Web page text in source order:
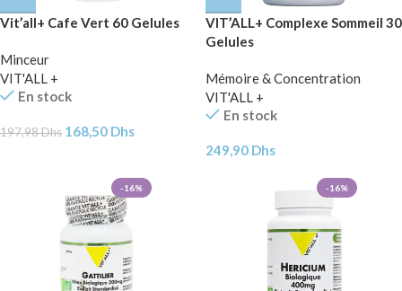
Vit’all+ Cafe Vert 60 Gelules
Minceur
VIT'ALL +
En stock
197,98Dhs 168,50 Dhs
VIT’ALL+ Complexe Sommeil 30
Gelules
Mémoire & Concentration
VIT'ALL +
En stock
249,90 Dhs
-16% -16%